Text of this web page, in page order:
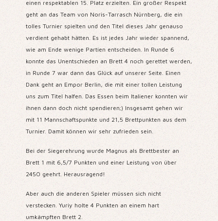
einen respektablen 15. Platz erzielten. Ein großer Respekt
geht an das Team von Noris-Tarrasch Nürnberg, die ein
tolles Turnier spielten und den Titel dieses Jahr genauso
verdient gehabt hätten. Es ist jedes Jahr wieder spannend,
wie am Ende wenige Partien entscheiden. In Runde 6
konnte das Unentschieden an Brett 4 noch gerettet werden,
in Runde 7 war dann das Glück auf unserer Seite. Einen
Dank geht an Empor Berlin, die mit einer tollen Leistung
uns zum Titel halfen. Das Essen beim Italiener konnten wir
ihnen dann doch nicht spendieren;) Insgesamt gehen wir
mit 11 Mannschaftspunkte und 21,5 Brettpunkten aus dem
Turnier. Damit können wir sehr zufrieden sein.
Bei der Siegerehrung wurde Magnus als Brettbester an
Brett 1 mit 6,5/7 Punkten und einer Leistung von über
2450 geehrt. Herausragend!
Aber auch die anderen Spieler müssen sich nicht
verstecken. Yuriy holte 4 Punkten an einem hart
umkämpften Brett 2.